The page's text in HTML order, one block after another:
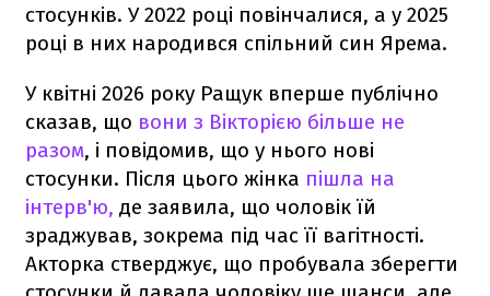
стосунків. У 2022 році повінчалися, а у 2025
році в них народився спільний син Ярема.
У квітні 2026 року Ращук вперше публічно
сказав, що вони з Вікторією більше не
разом, і повідомив, що у нього нові
стосунки. Після цього жінка пішла на
інтерв'ю, де заявила, що чоловік їй
зраджував, зокрема під час її вагітності.
Акторка стверджує, що пробувала зберегти